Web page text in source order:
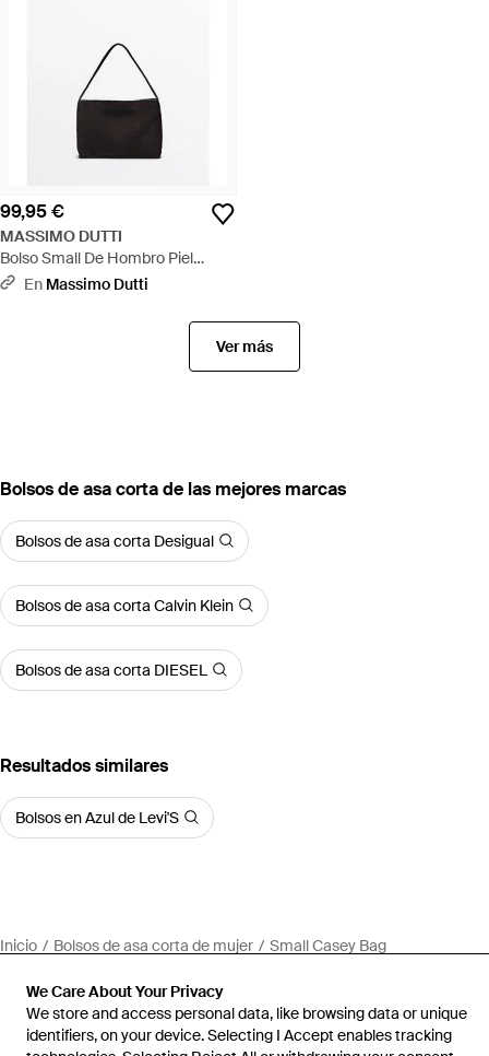
We Care About Your Privacy
We store and access personal data, like browsing data or unique
identifiers, on your device. Selecting I Accept enables tracking
99,95 €
MASSIMO DUTTI
Bolso Small De Hombro Piel
Serraje - Negro
En Massimo Dutti
Ver más
Bolsos de asa corta de las mejores marcas
Bolsos de asa corta Desigual
Bolsos de asa corta Calvin Klein
Bolsos de asa corta DIESEL
Resultados similares
Bolsos en Azul de Levi'S
Inicio Bolsos de asa corta de mujer Small Casey Bag